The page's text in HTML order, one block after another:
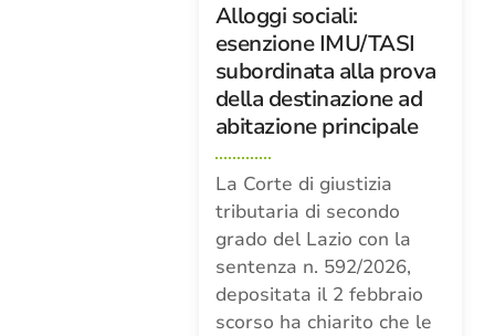
Alloggi sociali:
esenzione IMU/TASI
subordinata alla prova
della destinazione ad
abitazione principale
La Corte di giustizia
tributaria di secondo
grado del Lazio con la
sentenza n. 592/2026,
depositata il 2 febbraio
scorso ha chiarito che le